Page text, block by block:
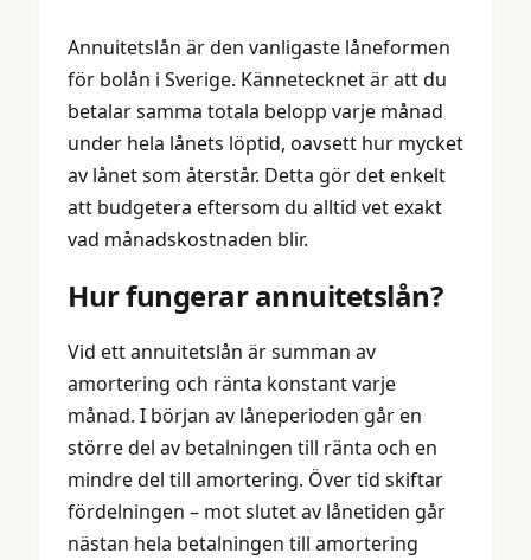
Annuitetslån är den vanligaste låneformen
för bolån i Sverige. Kännetecknet är att du
betalar samma totala belopp varje månad
under hela lånets löptid, oavsett hur mycket
av lånet som återstår. Detta gör det enkelt
att budgetera eftersom du alltid vet exakt
vad månadskostnaden blir.
Hur fungerar annuitetslån?
Vid ett annuitetslån är summan av
amortering och ränta konstant varje
månad. I början av låneperioden går en
större del av betalningen till ränta och en
mindre del till amortering. Över tid skiftar
fördelningen – mot slutet av lånetiden går
nästan hela betalningen till amortering